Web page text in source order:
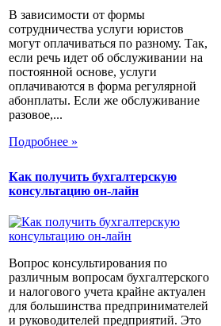
В зависимости от формы
сотрудничества услуги юристов
могут оплачиваться по разному. Так,
если речь идет об обслуживании на
постоянной основе, услуги
оплачиваются в форма регулярной
абонплаты. Если же обслуживание
разовое,...
Подробнее »
Как получить бухгалтерскую
консультацию он-лайн
Вопрос консультирования по
различным вопросам бухгалтерского
и налогового учета крайне актуален
для большинства предпринимателей
и руководителей предприятий. Это